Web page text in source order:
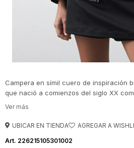
Campera en símil cuero de inspiración
que nació a comienzos del siglo XX
motociclistas y que con el tiempo se
guardarropa femenino: canchera,
UBICAR EN TIENDA
226215105301002